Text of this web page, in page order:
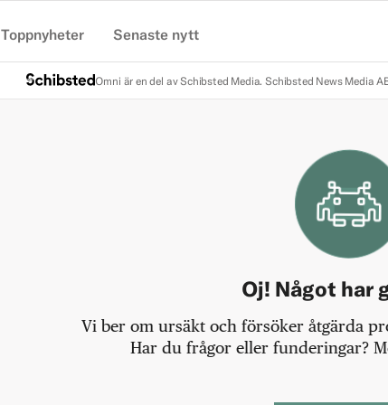
Toppnyheter Senaste nytt
Omni är en del av Schibsted Media. Schibsted News Media
Oj! Något har
Vi ber om ursäkt och försöker åtgärda
Har du frågor eller funderingar?